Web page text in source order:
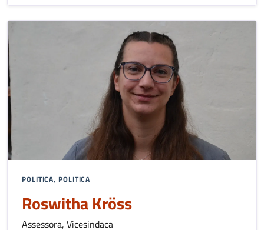
POLITICA, POLITICA
Roswitha Kröss
Assessora, Vicesindaca